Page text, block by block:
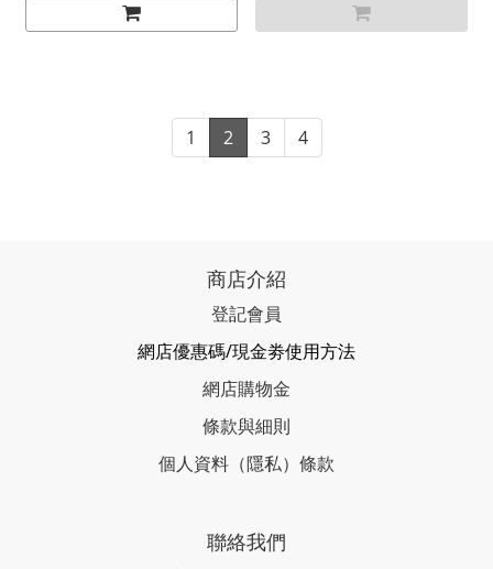
1 2 3 4
商店介紹
登記會員
網店優惠碼/現金劵使用方法
網店購物金
條款與細則
個人資料（隱私）條款
聯絡我們